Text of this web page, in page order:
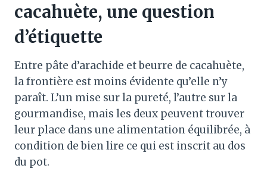
cacahuète, une question
d’étiquette
Entre pâte d’arachide et beurre de cacahuète,
la frontière est moins évidente qu’elle n’y
paraît. L’un mise sur la pureté, l’autre sur la
gourmandise, mais les deux peuvent trouver
leur place dans une alimentation équilibrée, à
condition de bien lire ce qui est inscrit au dos
du pot.